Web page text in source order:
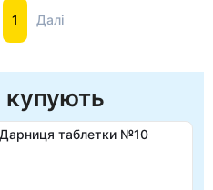
1 Далі
таблетки №10